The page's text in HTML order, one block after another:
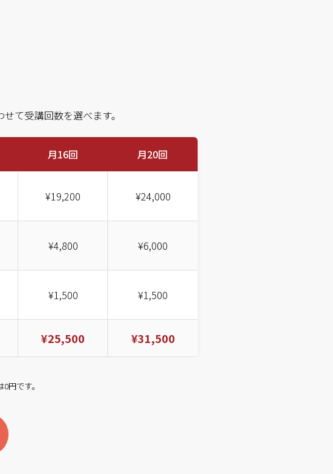
て受講回数を選べます。
月16回 月20回
¥19,200 ¥24,000
¥4,800 ¥6,000
¥1,500 ¥1,500
¥25,500 ¥31,500
円です。